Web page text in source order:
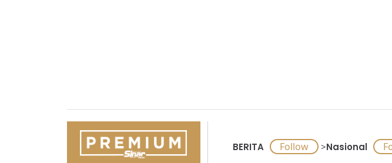
BERITA >Nasional